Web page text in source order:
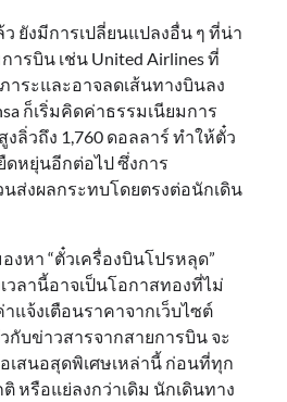
ยังมีการเปลี่ยนแปลงอื่น ๆ ที่น่า
รบิน เช่น United Airlines ที่
าระและอาจลดเส้นทางบินลง
ก็เริ่มคิดค่าธรรมเนียมการ
งลิ่วถึง 1,760 ดอลลาร์ ทำให้ตั๋ว
ดหยุ่นอีกต่อไป ซึ่งการ
นส่งผลกระทบโดยตรงต่อนักเดิน
หา “ตั๋วเครื่องบินโปรหลุด”
เวลานี้อาจเป็นโอกาสทองที่ไม่
แจ้งเตือนราคาจากเว็บไซต์
บข่าวสารจากสายการบิน จะ
สนอสุดพิเศษเหล่านี้ ก่อนที่ทุก
หรือแย่ลงกว่าเดิม นักเดินทาง